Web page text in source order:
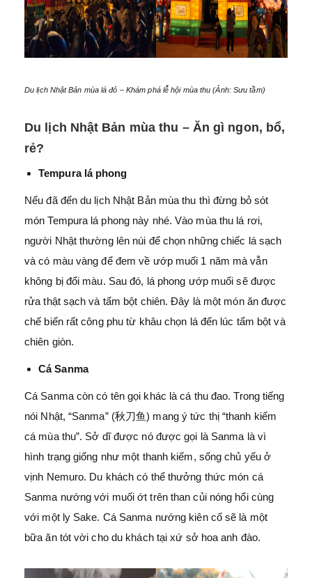
Du lịch Nhật Bản mùa lá đỏ – Khám phá lễ hội mùa thu (Ảnh: Sưu tầm)
Du lịch Nhật Bản mùa thu – Ăn gì ngon, bổ,
rẻ?
Tempura lá phong
Nếu đã đến du lịch Nhật Bản mùa thu thì đừng bỏ sót
món Tempura lá phong này nhé. Vào mùa thu lá rơi,
người Nhật thường lên núi để chọn những chiếc lá sạch
và có màu vàng để đem về ướp muối 1 năm mà vẫn
không bị đổi màu. Sau đó, lá phong ướp muối sẽ được
rửa thật sạch và tẩm bột chiên. Đây là một món ăn được
chế biến rất công phu từ khâu chọn lá đến lúc tẩm bột và
chiên giòn.
Cá Sanma
Cá Sanma còn có tên gọi khác là cá thu đao. Trong tiếng
nói Nhật, “Sanma” (秋刀鱼) mang ý tức thị “thanh kiếm
cá mùa thu”. Sở dĩ được nó được gọi là Sanma là vì
hình trạng giống như một thanh kiếm, sống chủ yếu ở
vịnh Nemuro. Du khách có thể thưởng thức món cá
Sanma nướng với muối ớt trên than củi nóng hổi cùng
với một ly Sake. Cá Sanma nướng kiên cố sẽ là một
bữa ăn tót vời cho du khách tại xứ sở hoa anh đào.